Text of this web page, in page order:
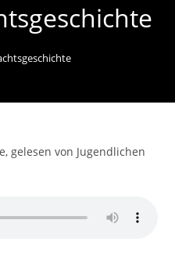
gelesen von Jugendlichen